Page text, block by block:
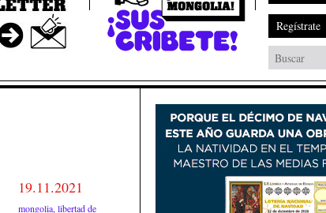
Regístrate
19.11.2021
mongolia, libertad de